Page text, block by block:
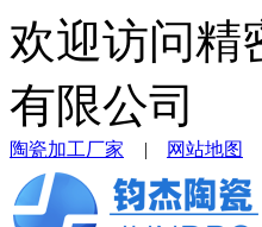
欢迎访问
有限公司
陶瓷加工厂家 | 网站地图